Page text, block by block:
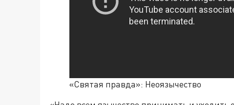
«Святая правда»: Неоязычество